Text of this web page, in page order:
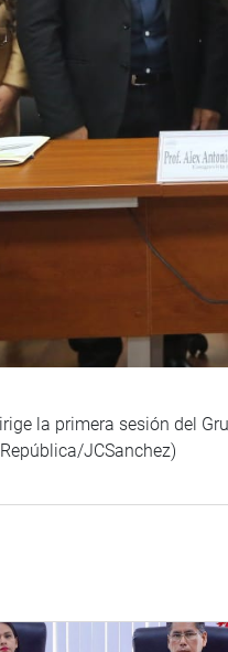
la primera sesión del
JCSanchez)